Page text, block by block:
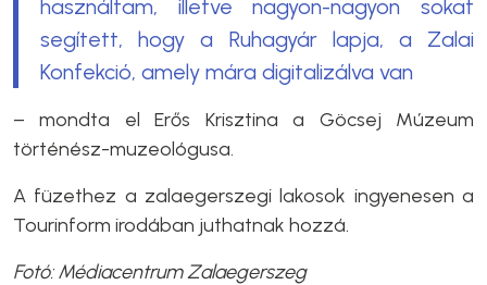
használtam, illetve nagyon-nagyon sokat
segített, hogy a Ruhagyár lapja, a Zalai
Konfekció, amely mára digitalizálva van
– mondta el Erős Krisztina a Göcsej Múzeum
történész-muzeológusa.
A füzethez a zalaegerszegi lakosok ingyenesen a
Tourinform irodában juthatnak hozzá.
Fotó: Médiacentrum Zalaegerszeg